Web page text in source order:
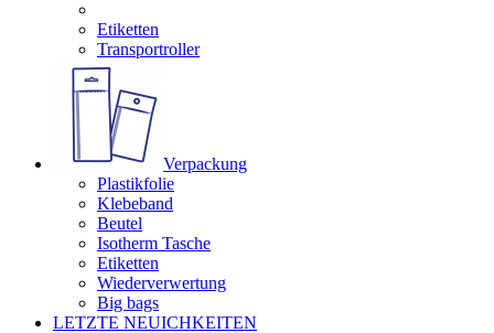
Etiketten
Transportroller
Verpackung
Plastikfolie
Klebeband
Beutel
Isotherm Tasche
Etiketten
Wiederverwertung
Big bags
LETZTE NEUICHKEITEN